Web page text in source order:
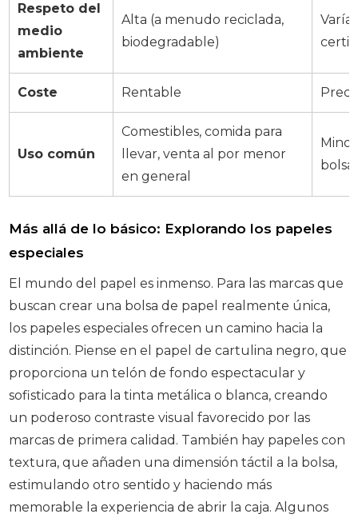
Respeto del
medio
ambiente
Alta (a menudo reciclada,
biodegradable)
Coste Rentable
Uso común
Comestibles, comida para
llevar, venta al por menor
en general
Más allá de lo básico: Explorando los papeles
especiales
El mundo del papel es inmenso. Para las marcas que
buscan crear una bolsa de papel realmente única,
los papeles especiales ofrecen un camino hacia la
distinción. Piense en el papel de cartulina negro, que
proporciona un telón de fondo espectacular y
sofisticado para la tinta metálica o blanca, creando
un poderoso contraste visual favorecido por las
marcas de primera calidad. También hay papeles con
textura, que añaden una dimensión táctil a la bolsa,
estimulando otro sentido y haciendo más
memorable la experiencia de abrir la caja. Algunos